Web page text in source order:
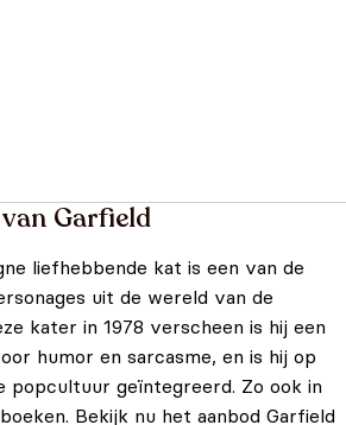
Garfield
liefhebbende kat is een van de
uit de wereld van de
kater in 1978 verscheen is hij een
humor en sarcasme, en is hij op
popcultuur geïntegreerd. Zo ook in
Bekijk nu het aanbod Garfield